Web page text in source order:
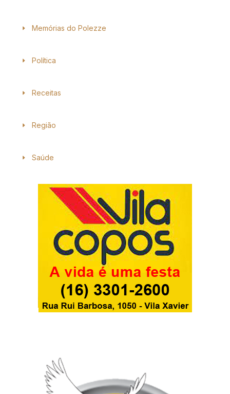
Memórias do Polezze
Política
Receitas
Região
Saúde